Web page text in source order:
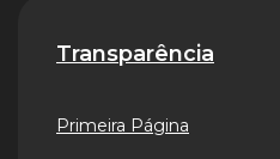
Transparência
Primeira Página